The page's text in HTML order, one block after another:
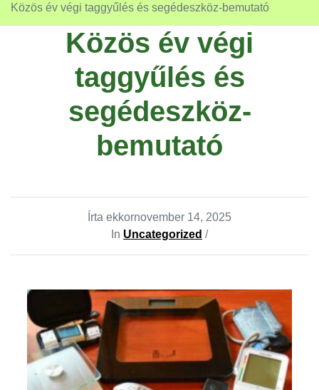
Közös év végi taggyűlés és segédeszköz-bemutató
Közös év végi
taggyűlés és
segédeszköz-
bemutató
Írta ekkornovember 14, 2025
In Uncategorized /